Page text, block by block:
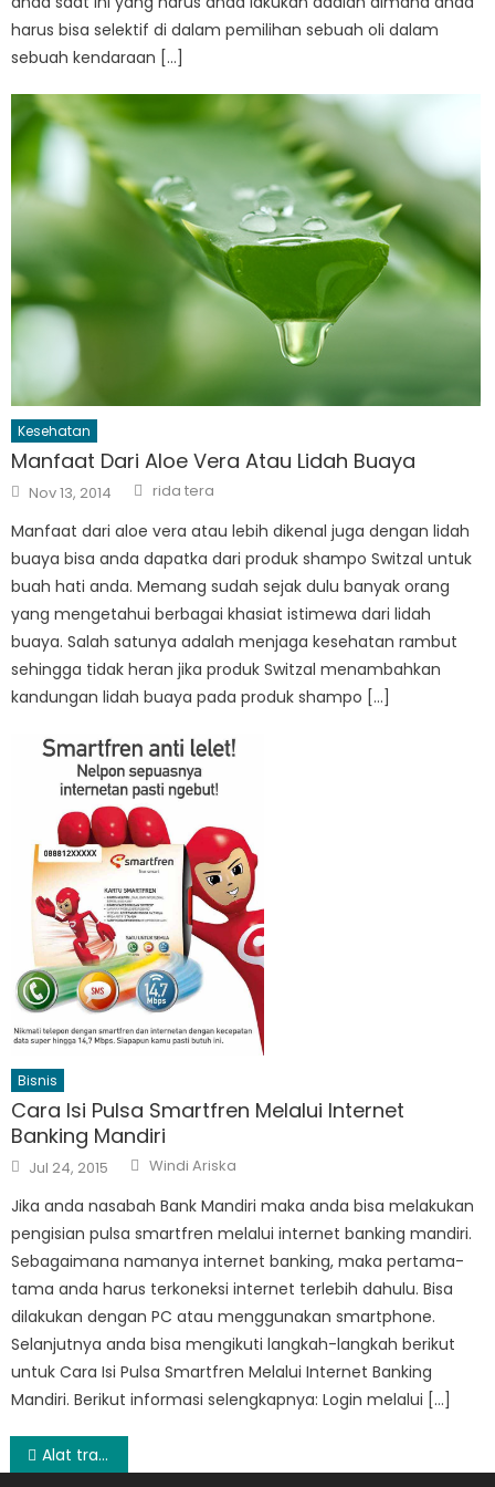
harus bisa selektif di dalam pemilihan sebuah oli dalam
sebuah kendaraan […]
Kesehatan
Manfaat Dari Aloe Vera Atau Lidah Buaya
Posted
on
Nov 13, 2014 Author
rida tera
Manfaat dari aloe vera atau lebih dikenal juga dengan lidah
buaya bisa anda dapatka dari produk shampo Switzal untuk
buah hati anda. Memang sudah sejak dulu banyak orang
yang mengetahui berbagai khasiat istimewa dari lidah
buaya. Salah satunya adalah menjaga kesehatan rambut
sehingga tidak heran jika produk Switzal menambahkan
kandungan lidah buaya pada produk shampo […]
Bisnis
Cara Isi Pulsa Smartfren Melalui Internet
Banking Mandiri
Posted
on
Jul 24, 2015 Author
Windi Ariska
Jika anda nasabah Bank Mandiri maka anda bisa melakukan
pengisian pulsa smartfren melalui internet banking mandiri.
Sebagaimana namanya internet banking, maka pertama-
tama anda harus terkoneksi internet terlebih dahulu. Bisa
dilakukan dengan PC atau menggunakan smartphone.
Selanjutnya anda bisa mengikuti langkah-langkah berikut
untuk Cara Isi Pulsa Smartfren Melalui Internet Banking
Mandiri. Berikut informasi selengkapnya: Login melalui […]
Post
Alat transfortasi tradisional yang bertenaga listrik